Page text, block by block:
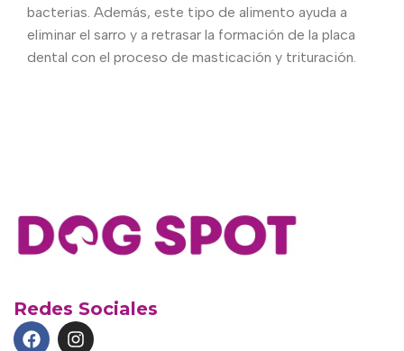
bacterias. Además, este tipo de alimento ayuda a
eliminar el sarro y a retrasar la formación de la placa
dental con el proceso de masticación y trituración.
Redes Sociales